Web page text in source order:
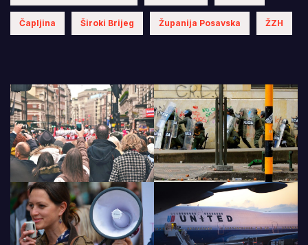
Čapljina Široki Brijeg Županija Posavska ŽZH